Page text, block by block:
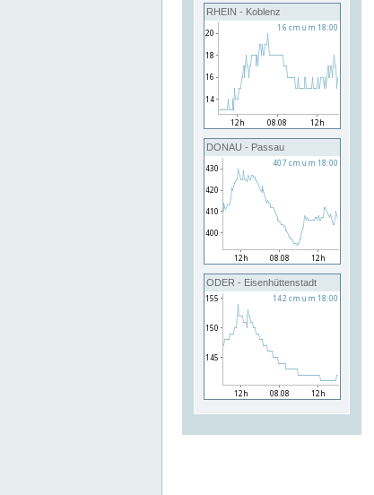
RHEIN - Koblenz
DONAU - Passau
ODER - Eisenhüttenstadt